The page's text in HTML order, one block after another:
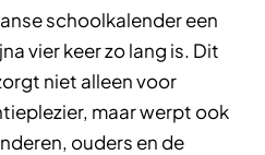
schoolkalender een
vier keer zo lang is. Dit
niet alleen voor
maar werpt ook
ouders en de